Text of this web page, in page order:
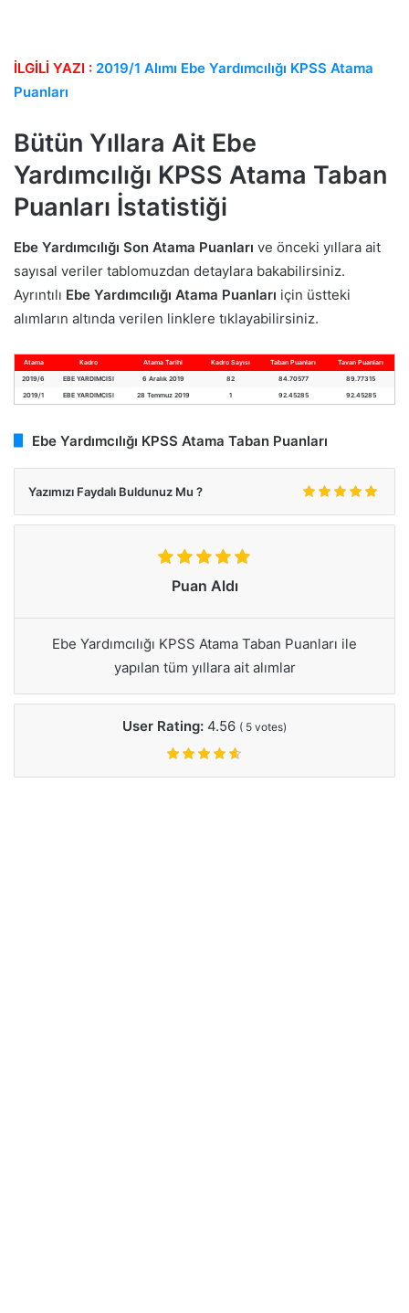
İLGİLİ YAZI : 2019/1 Alımı Ebe Yardımcılığı KPSS Atama
Puanları
Bütün Yıllara Ait Ebe
Yardımcılığı KPSS Atama Taban
Puanları İstatistiği
Ebe Yardımcılığı Son Atama Puanları ve önceki yıllara ait
sayısal veriler tablomuzdan detaylara bakabilirsiniz.
Ayrıntılı Ebe Yardımcılığı Atama Puanları için üstteki
alımların altında verilen linklere tıklayabilirsiniz.
Atama Kadro Atama Tarihi Kadro Sayısı Taban Puanları
Tavan Puanları
2019/6
EBE YARDIMCISI 6 Aralık 2019 82 84.70577
89.77315
2019/1
EBE YARDIMCISI 28 Temmuz 2019 1 92.45285 92.45285
Ebe Yardımcılığı KPSS Atama Taban Puanları
Yazımızı Faydalı Buldunuz Mu ?
Puan Aldı
Ebe Yardımcılığı KPSS Atama Taban Puanları ile
yapılan tüm yıllara ait alımlar
User Rating: 4.56 ( 5 votes)